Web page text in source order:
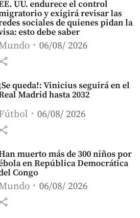
UU. endurece el control
y exigirá revisar las
sociales de quienes pidan la
esto debe saber
06/08/ 2026
share
queda!: Vinicius seguirá en el
Madrid hasta 2032
06/08/ 2026
share
muerto más de 300 niños por
en República Democrática
Congo
06/08/ 2026
share